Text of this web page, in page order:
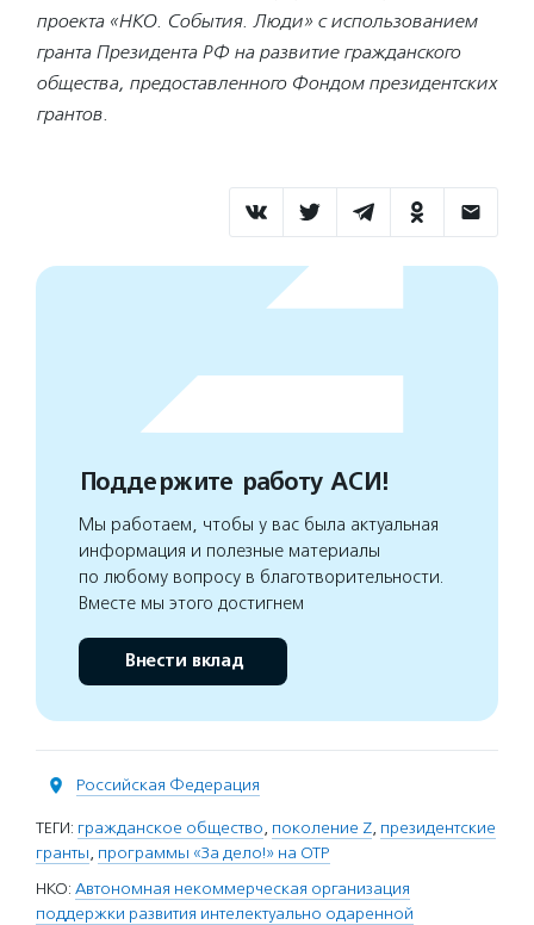
проекта «НКО. События. Люди» с использованием
гранта Президента РФ на развитие гражданского
общества, предоставленного Фондом президентских
грантов.
Поддержите работу АСИ!
Мы работаем, чтобы у вас была актуальная
информация и полезные материалы
по любому вопросу в благотворительности.
Вместе мы этого достигнем
Внести вклад
Российская Федерация
ТЕГИ: гражданское общество, поколение Z, президентские
гранты, программы «За дело!» на ОТР
НКО: Автономная некоммерческая организация
поддержки развития интелектуально одаренной